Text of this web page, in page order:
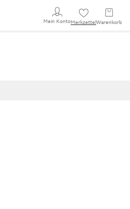
Mein KontoMerkzettel Warenkorb